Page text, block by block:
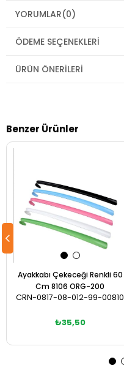
YORUMLAR(0)
ÖDEME SEÇENEKLERI
ÜRÜN ÖNERILERI
Benzer Ürünler
Ayakkabı Çekeceği Renkli 60
Cm 8106 ORG-200
CRN-0817-08-012-99-00810
₺35,50